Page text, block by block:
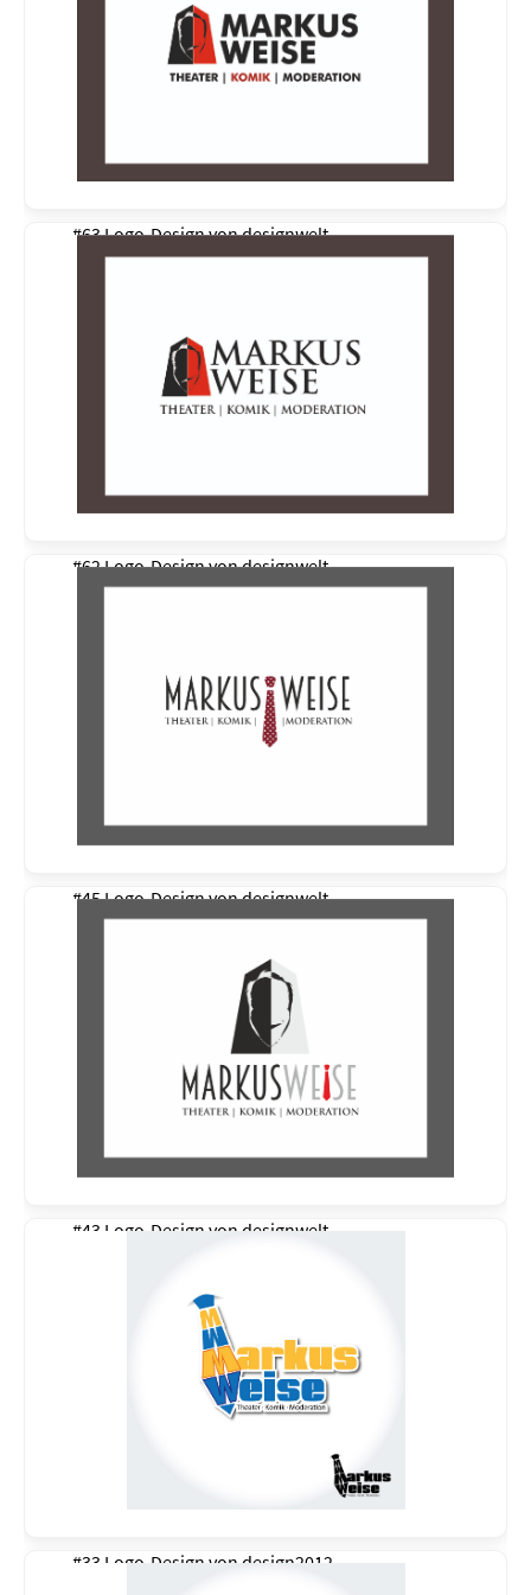
#63 Logo-Design vondesignwelt
#62 Logo-Design vondesignwelt
#45 Logo-Design vondesignwelt
#43 Logo-Design von designwelt
#33 Logo-Design von design2012